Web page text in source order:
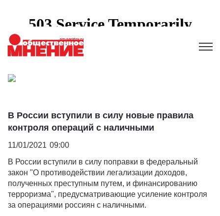
В России вступили в силу новые правила
контроля операций с наличными
11/01/2021 09:00
В России вступили в силу поправки в федеральный
закон "О противодействии легализации доходов,
полученных преступным путем, и финансированию
терроризма", предусматривающие усиление контроля
за операциями россиян с наличными.